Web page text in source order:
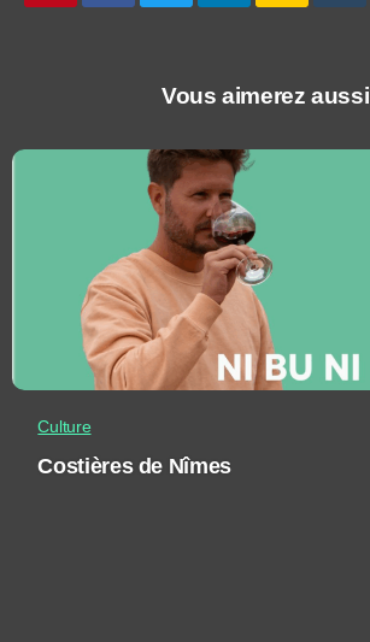
Vous aimerez aussi
Culture
Costières de Nîmes